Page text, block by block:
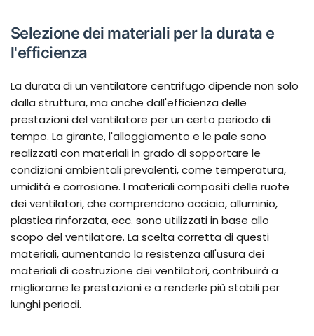
Selezione dei materiali per la durata e
l'efficienza
La durata di un ventilatore centrifugo dipende non solo
dalla struttura, ma anche dall'efficienza delle
prestazioni del ventilatore per un certo periodo di
tempo. La girante, l'alloggiamento e le pale sono
realizzati con materiali in grado di sopportare le
condizioni ambientali prevalenti, come temperatura,
umidità e corrosione. I materiali compositi delle ruote
dei ventilatori, che comprendono acciaio, alluminio,
plastica rinforzata, ecc. sono utilizzati in base allo
scopo del ventilatore. La scelta corretta di questi
materiali, aumentando la resistenza all'usura dei
materiali di costruzione dei ventilatori, contribuirà a
migliorarne le prestazioni e a renderle più stabili per
lunghi periodi.